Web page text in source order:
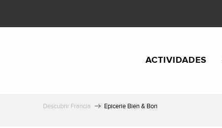
contenu
ACTIVIDADES
Descubrir Francia Epicerie Bien & Bon